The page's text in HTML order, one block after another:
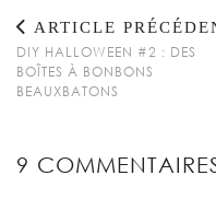
ARTICLE
DIY HALLOWEEN #2 : DES
BOÎTES À BONBONS
BEAUXBATONS
9